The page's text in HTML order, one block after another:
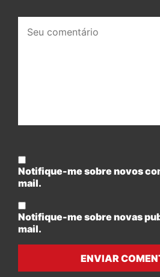
comentário:
Notifique-me sobre novos
mail.
Notifique-me sobre novas
mail.
ENVIAR